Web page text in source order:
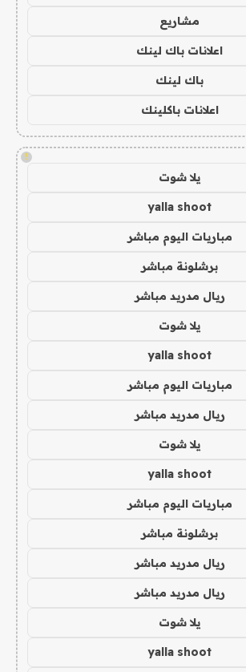
مشاريع
اعلانات باك لينك
باك لينك
اعلانات باكلينك
!
يلا شوت
yalla shoot
مباريات اليوم مباشر
برشلونة مباشر
ريال مدريد مباشر
يلا شوت
yalla shoot
مباريات اليوم مباشر
ريال مدريد مباشر
يلا شوت
yalla shoot
مباريات اليوم مباشر
برشلونة مباشر
ريال مدريد مباشر
ريال مدريد مباشر
يلا شوت
yalla shoot